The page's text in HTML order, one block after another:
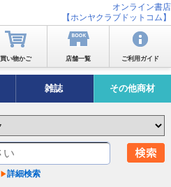
オンライン書店
【ホンヤクラブドットコム】
買い物かご 店舗一覧 ご利用ガイド
雑誌 その他商材
詳細検索